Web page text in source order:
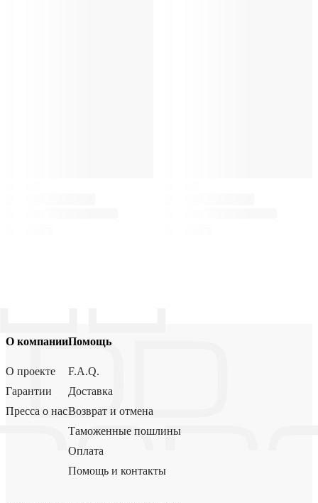
О компании
О проекте
Гарантии
Пресса о нас
Помощь
F.A.Q.
Доставка
Возврат и отмена
Таможенные пошлины
Оплата
Помощь и контакты